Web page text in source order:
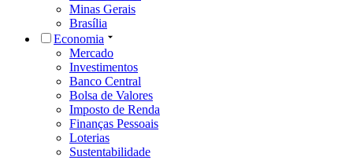
Minas Gerais
Brasília
Economia
Mercado
Investimentos
Banco Central
Bolsa de Valores
Imposto de Renda
Finanças Pessoais
Loterias
Sustentabilidade